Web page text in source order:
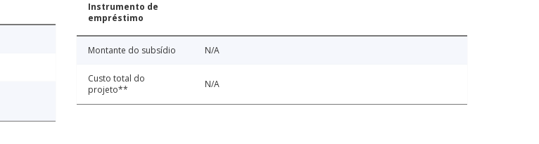
Instrumento de
empréstimo
Montante do subsídio N/A
Custo total do
projeto**
N/A